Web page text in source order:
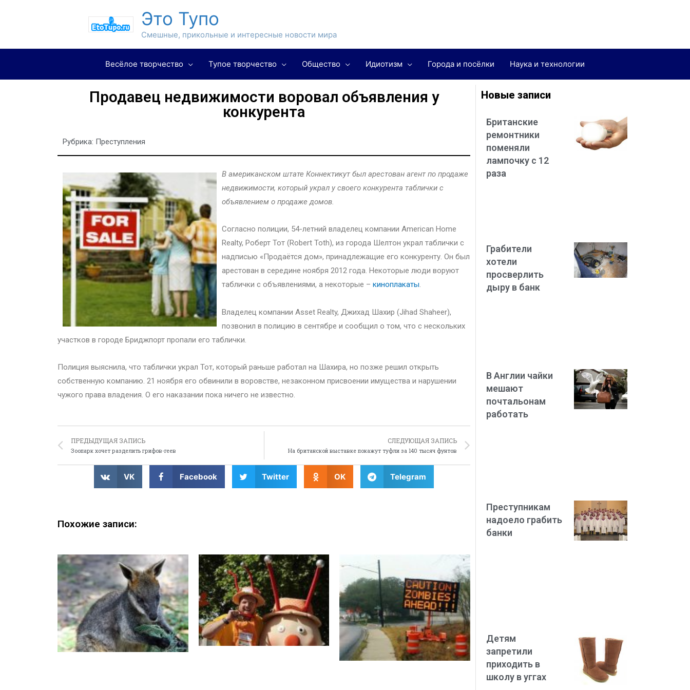
Это Тупо
Смешные, прикольные и интересные новости мира
Весёлое творчество Тупое творчество Общество Идиотизм Города и посёлки Наука и технологии
Продавец недвижимости воровал объявления у
конкурента
Рубрика: Преступления
В американском штате Коннектикут был арестован агент по продаже
недвижимости, который украл у своего конкурента таблички с
объявлением о продаже домов.
Согласно полиции, 54-летний владелец компании American Home
Realty, Роберт Тот (Robert Toth), из города Шелтон украл таблички с
надписью «Продаётся дом», принадлежащие его конкуренту. Он был
арестован в середине ноября 2012 года. Некоторые люди воруют
таблички с объявлениями, а некоторые – киноплакаты.
Владелец компании Asset Realty, Джихад Шахир (Jihad Shaheer),
позвонил в полицию в сентябре и сообщил о том, что с нескольких
участков в городе Бриджпорт пропали его таблички.
Полиция выяснила, что таблички украл Тот, который раньше работал на Шахира, но позже решил открыть
собственную компанию. 21 ноября его обвинили в воровстве, незаконном присвоении имущества и нарушении
чужого права владения. О его наказании пока ничего не известно.
ПРЕДЫДУЩАЯ ЗАПИСЬ
Зоопарк хочет разделить грифов-геев
СЛЕДУЮЩАЯ ЗАПИСЬ
На британской выставке покажут туфли за 140 тысяч фунтов
VK Facebook Twitter OK Telegram
Похожие записи:
Новые записи
Британские
ремонтники
поменяли
лампочку с 12
раза
Грабители
хотели
просверлить
дыру в банк
В Англии чайки
мешают
почтальонам
работать
Преступникам
надоело грабить
банки
Детям
запретили
приходить в
школу в уггах